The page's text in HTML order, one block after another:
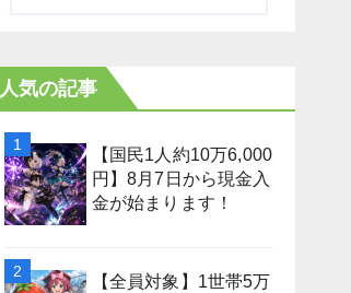
人気の記事
【国民1人約10万6,000
円】8月7日から現金入
金が始まります！
【全員対象】1世帯5万